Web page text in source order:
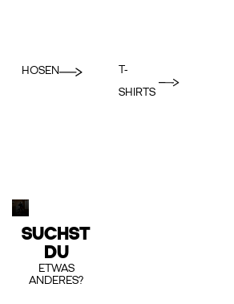
HOSEN
T-
SHIRTS
SUCHST
DU
ETWAS
ANDERES?